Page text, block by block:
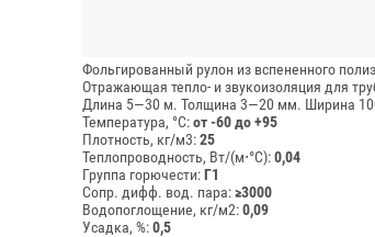
Фольгированный рулон из вспененного
Отражающая тепло- и звукоизоляция для
Длина 5—30 м. Толщина 3—20 мм. Ширина
Температура, °C:от -60 до +95
Плотность, кг/м3:25
Теплопроводность, Вт/(м⋅°С):0,04
Группа горючести:Г1
Сопр. дифф. вод. пара:≥3000
Водопоглощение, кг/м2:0,09
Усадка, %:0,5